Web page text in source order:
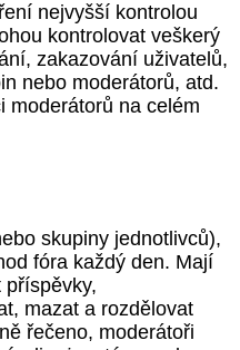
nejvyšší kontrolou
kontrolovat veškerý
zakazování uživatelů,
nebo moderátorů, atd.
moderátorů na celém
skupiny jednotlivců),
fóra každý den. Mají
příspěvky,
mazat a rozdělovat
řečeno, moderátoři